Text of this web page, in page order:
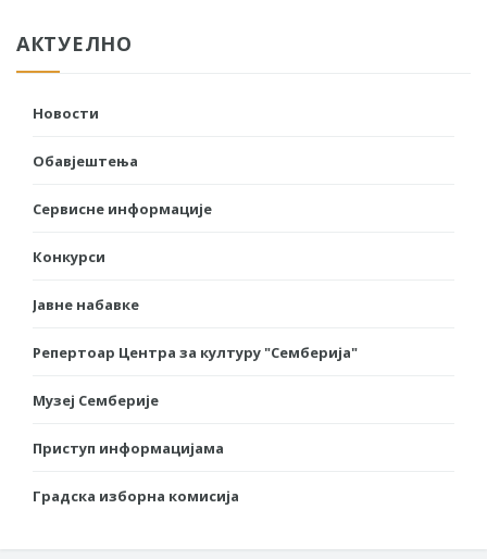
АКТУЕЛНО
Новости
Обавјештења
Сервисне информације
Конкурси
Јавне набавке
Репертоар Центра за културу "Семберија"
Музеј Семберије
Приступ информацијама
Градска изборна комисија